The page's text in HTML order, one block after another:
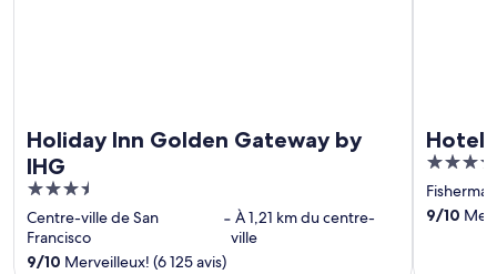
Holiday Inn Golden Gateway by
IHG
3.5
out
of
5
Centre-ville de San
Francisco
‐ À 1,21 km du centre-
ville
9/10 Merveilleux! (6 125 avis)
Hotel
4
out
of
9/10